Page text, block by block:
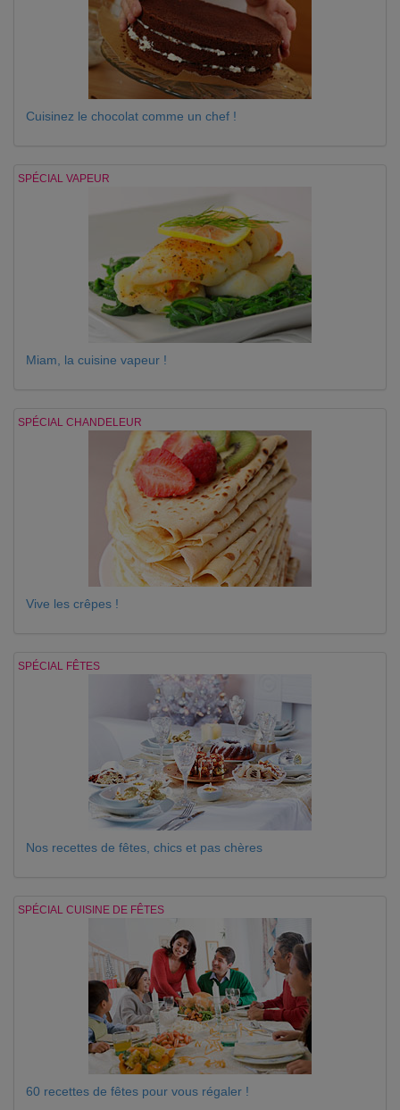
Cuisinez le chocolat comme un chef !
SPÉCIAL VAPEUR
Miam, la cuisine vapeur !
SPÉCIAL CHANDELEUR
Vive les crêpes !
SPÉCIAL FÊTES
Nos recettes de fêtes, chics et pas chères
SPÉCIAL CUISINE DE FÊTES
60 recettes de fêtes pour vous régaler !